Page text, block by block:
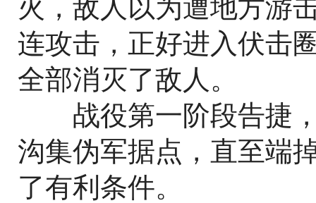
火，敌人以为遭地方游
连攻击，正好进入伏击
全部消灭了敌人。
战役第一阶段告捷，
沟集伪军据点，直至端
了有利条件。